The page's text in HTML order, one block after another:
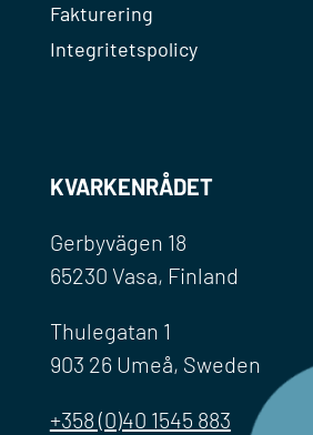
Fakturering
Integritetspolicy
KVARKENRÅDET
Gerbyvägen 18
65230 Vasa, Finland
Thulegatan 1
903 26 Umeå, Sweden
+358 (0)40 1545 883